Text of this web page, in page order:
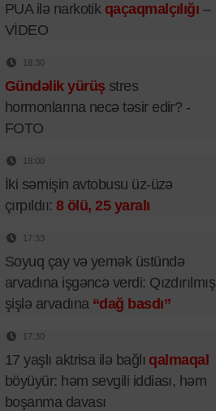
PUA ilə narkotik qaçaqmalçılığı –
VİDEO
18:30
Gündəlik yürüş stres
hormonlarına necə təsir edir? -
FOTO
18:00
İki sərnişin avtobusu üz-üzə
çırpıldıı:8 ölü, 25 yaralı
17:33
Soyuq çay və yemək üstündə
arvadına işgəncə verdi: Qızdırılmış
şişlə arvadına “dağ basdı”
17:30
17 yaşlı aktrisa ilə bağlı qalmaqal
böyüyür: həm sevgili iddiası, həm
boşanma davası